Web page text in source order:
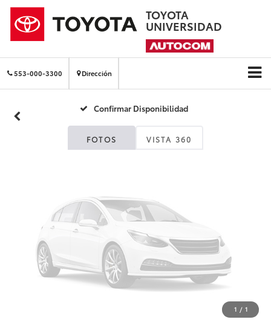
TOYOTA
UNIVERSIDAD
553-000-3300 Dirección
Confirmar Disponibilidad
FOTOS VISTA 360
Fotos No
Disponibles
Por favor, revise luego
1 / 1